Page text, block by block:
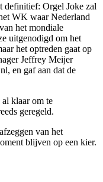
definitief: Orgel Joke zal
WK waar Nederland
het mondiale
uitgenodigd om het
het optreden gaat op
Jeffrey Meijer
en gaf aan dat de
klaar om te
geregeld.
van het
blijven op een kier.